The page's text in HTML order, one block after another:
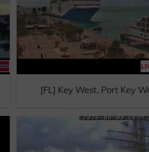
[FL] Key West, Port Key